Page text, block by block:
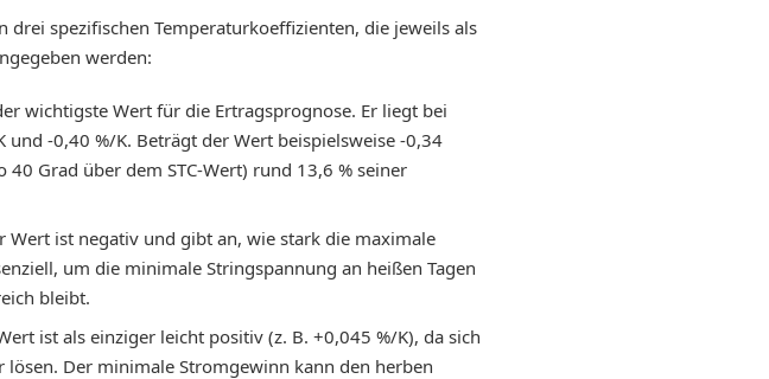
spezifischen Temperaturkoeffizienten, die jeweils als
werden:
wichtigste Wert für die Ertragsprognose. Er liegt bei
-0,40 %/K. Beträgt der Wert beispielsweise -0,34
Grad über dem STC-Wert) rund 13,6 % seiner
Wert ist negativ und gibt an, wie stark die maximale
um die minimale Stringspannung an heißen Tagen
bleibt.
ist als einziger leicht positiv (z. B. +0,045 %/K), da sich
Der minimale Stromgewinn kann den herben